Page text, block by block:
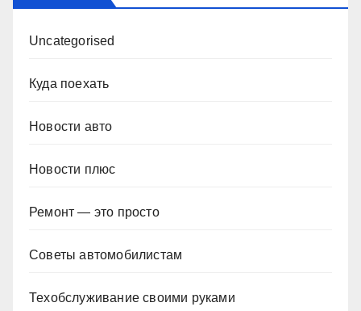
Uncategorised
Куда поехать
Новости авто
Новости плюс
Ремонт — это просто
Советы автомобилистам
Техобслуживание своими руками